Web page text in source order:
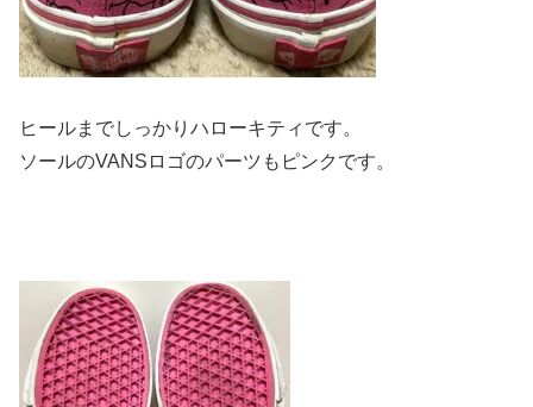
ヒールまでしっかりハローキティです。
ソールのVANSロゴのパーツもピンクです。